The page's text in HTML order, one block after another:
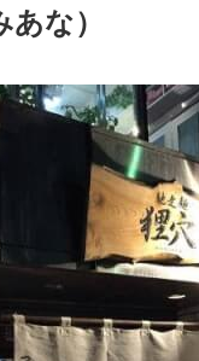
な）